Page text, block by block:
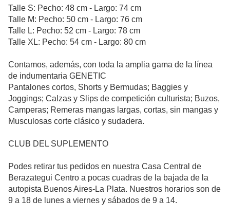
Talle S: Pecho: 48 cm - Largo: 74 cm
Talle M: Pecho: 50 cm - Largo: 76 cm
Talle L: Pecho: 52 cm - Largo: 78 cm
Talle XL: Pecho: 54 cm - Largo: 80 cm
Contamos, además, con toda la amplia gama de la línea
de indumentaria GENETIC
Pantalones cortos, Shorts y Bermudas; Baggies y
Joggings; Calzas y Slips de competición culturista; Buzos,
Camperas; Remeras mangas largas, cortas, sin mangas y
Musculosas corte clásico y sudadera.
CLUB DEL SUPLEMENTO
Podes retirar tus pedidos en nuestra Casa Central de
Berazategui Centro a pocas cuadras de la bajada de la
autopista Buenos Aires-La Plata. Nuestros horarios son de
9 a 18 de lunes a viernes y sábados de 9 a 14.